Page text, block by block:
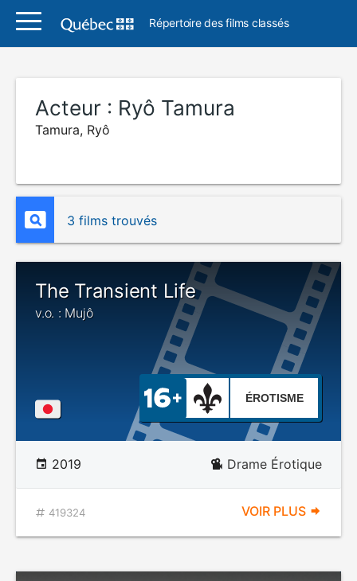
Répertoire des films classés
Acteur : Ryô Tamura
Tamura, Ryô
3 films trouvés
The Transient Life
v.o. : Mujô
ÉROTISME
2019 Drame Érotique
419324 VOIR PLUS